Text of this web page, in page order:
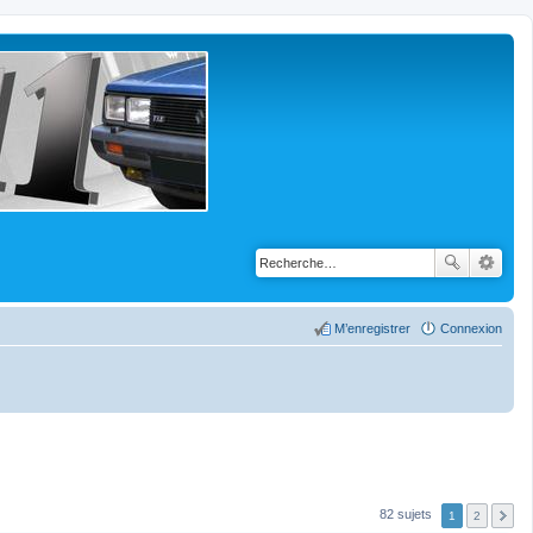
Connexion
M’enregistrer
82 sujets 1 2